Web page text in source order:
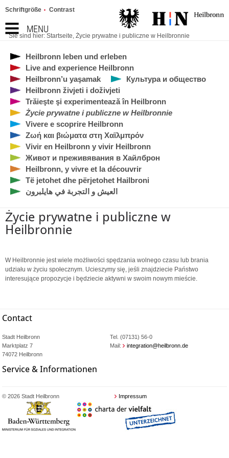
MENU
Schriftgröße Contrast
Sie sind hier: Startseite, Życie prywatne i publiczne w Heilbronnie
Heilbronn leben und erleben
Live and experience Heilbronn
Heilbronn’u yaşamak
Культура и общество
Heilbronn živjeti i doživjeti
Trăieşte şi experimentează în Heilbronn
Życie prywatne i publiczne w Heilbronnie
Vivere e scoprire Heilbronn
Ζωή και βιώματα στη Χαϊλμπρόν
Vivir en Heilbronn y vivir Heilbronn
Живот и преживявания в Хайлброн
Heilbronn, y vivre et la découvrir
Të jetohet dhe përjetohet Hailbroni
العيش و التجربة في هايلبرون
Życie prywatne i publiczne w
Heilbronnie
W Heilbronnie jest wiele możliwości spędzania wolnego czasu lub brania
udziału w życiu społecznym. Ucieszymy się, jeśli znajdziecie Państwo
interesujące propozycje i będziecie aktywni w swoim nowym mieście.
Contact
Stadt Heilbronn
Marktplatz 7
74072 Heilbronn
Tel. (07131) 56-0
Mail:
integration@heilbronn.de
Service & Informationen
© 2026 Stadt Heilbronn Impressum